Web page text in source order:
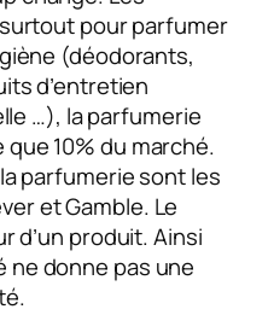
pour parfumer
(déodorants,
d’entretien
…), la parfumerie
10% du marché.
parfumerie sont les
et Gamble. Le
d’un produit. Ainsi
ne donne pas une